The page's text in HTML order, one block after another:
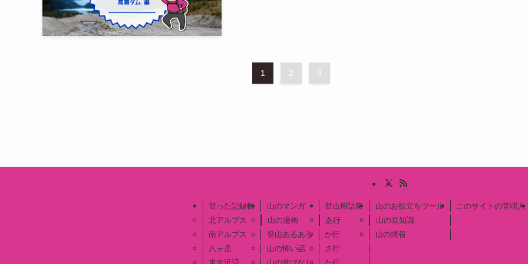
1 2 3
登った記録帳
北アルプス
南アルプス
八ヶ岳
山のマンガ
山の漫画
登山あるある
山の怖い話
登山用語集
あ行
か行
さ行
山のお役立ちツール
山の豆知識
山の情報
このサイトの管理人